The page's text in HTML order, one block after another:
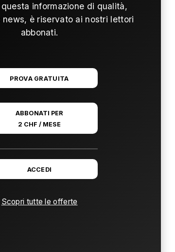
questa informazione di qualità,
news, è riservato ai nostri lettori
abbonati.
PROVA GRATUITA
ABBONATI PER
2 CHF / MESE
ACCEDI
Scopri tutte le offerte